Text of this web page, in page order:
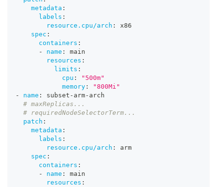
metadata :
labels :
resource.cpu/arch :
x86
spec :
containers :
-
name :
main
resources :
limits :
cpu :
"500m"
memory :
"800Mi"
-
name : subset - arm- arch
# maxReplicas...
# requiredNodeSelectorTerm...
patch :
metadata :
labels :
resource.cpu/arch :
arm
spec :
containers :
-
name :
main
resources :